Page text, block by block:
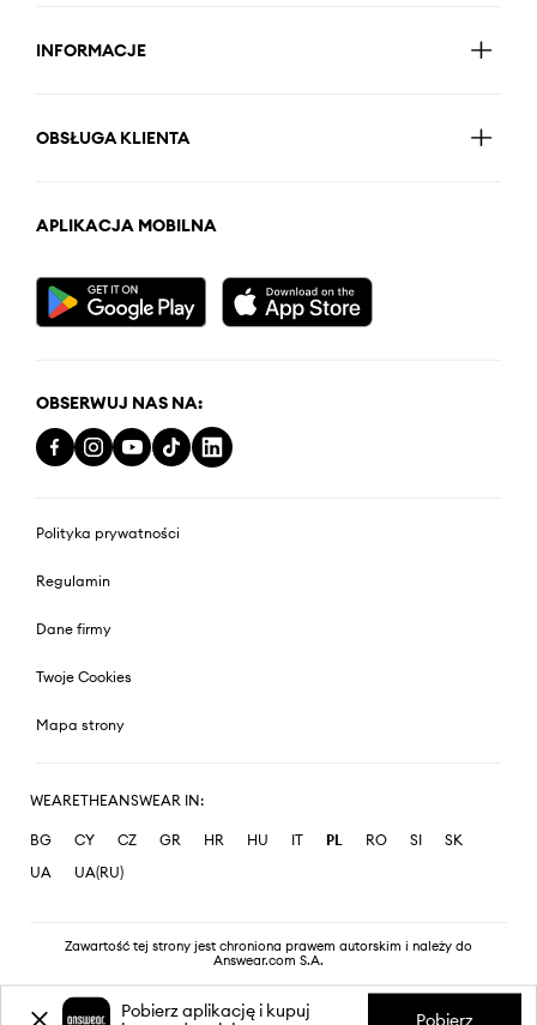
INFORMACJE
OBSŁUGA KLIENTA
APLIKACJA MOBILNA
OBSERWUJ NAS NA:
Polityka prywatności
Regulamin
Dane firmy
Twoje Cookies
Mapa strony
WEARETHEANSWEAR IN:
BG CY CZ GR HR HU IT PL RO SI
SK
UA
UA(RU)
Zawartość tej strony jest chroniona prawem autorskim i należy do
Answear.com S.A.
Pobierz aplikację i kupuj
Pobierz